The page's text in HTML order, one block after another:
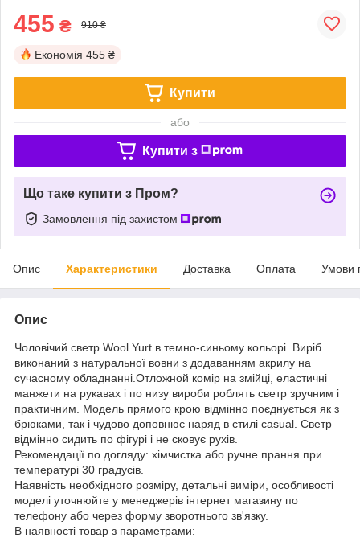
455 ₴ 910 ₴
Економія 455 ₴
Купити
або
Купити з
Що таке купити з Пром?
Замовлення під захистом
Опис Характеристики Доставка Оплата Умови
Опис
Чоловічий светр Wool Yurt в темно-синьому кольорі. Виріб
виконаний з натуральної вовни з додаванням акрилу на
сучасному обладнанні.Отложной комір на змійці, еластичні
манжети на рукавах і по низу вироби роблять светр зручним і
практичним. Модель прямого крою відмінно поєднується як з
брюками, так і чудово доповнює наряд в стилі casual. Светр
відмінно сидить по фігурі і не сковує рухів.
Рекомендації по догляду: хімчистка або ручне прання при
температурі 30 градусів.
Наявність необхідного розміру, детальні виміри, особливості
моделі уточнюйте у менеджерів інтернет магазину по
телефону або через форму зворотнього зв'язку.
В наявності товар з параметрами: